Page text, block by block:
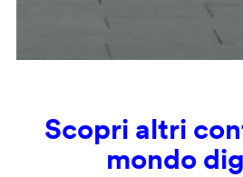
Scopri altri
mondo